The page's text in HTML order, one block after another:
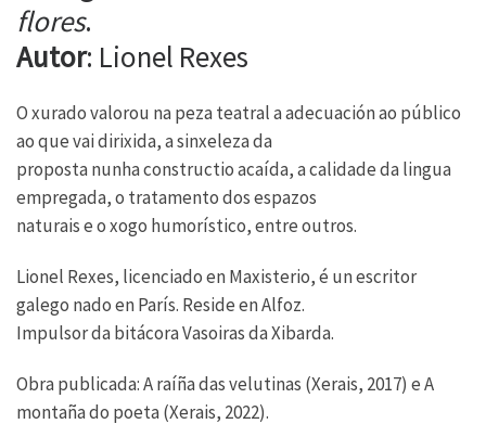
flores.
Autor: Lionel Rexes
O xurado valorou na peza teatral a adecuación ao público
ao que vai dirixida, a sinxeleza da
proposta nunha constructio acaída, a calidade da lingua
empregada, o tratamento dos espazos
naturais e o xogo humorístico, entre outros.
Lionel Rexes, licenciado en Maxisterio, é un escritor
galego nado en París. Reside en Alfoz.
Impulsor da bitácora Vasoiras da Xibarda.
Obra publicada: A raíña das velutinas (Xerais, 2017) e A
montaña do poeta (Xerais, 2022).